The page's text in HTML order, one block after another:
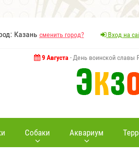
Казань сменить город? Вход на
9 Августа - День воинской славы
Собаки Аквариум